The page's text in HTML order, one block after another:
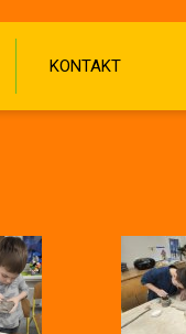
KONTAKT